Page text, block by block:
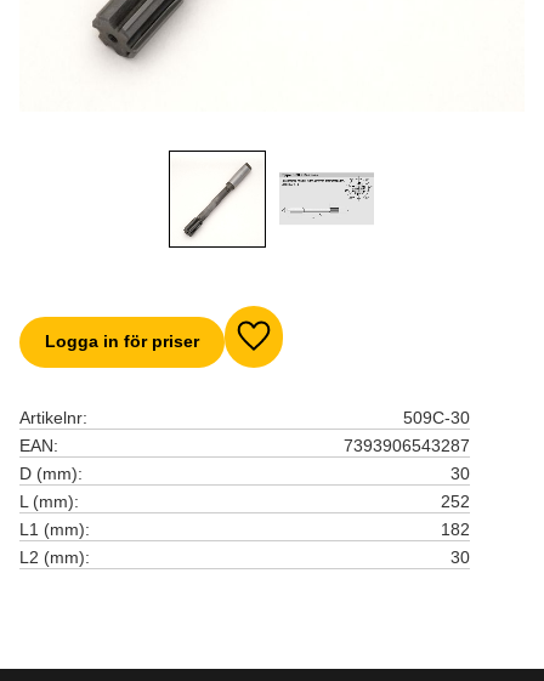
Logga in för priser Lägg till i favoriter
Artikelnr
509C-30
EAN
7393906543287
D (mm)
30
L (mm)
252
L1 (mm)
182
L2 (mm)
30